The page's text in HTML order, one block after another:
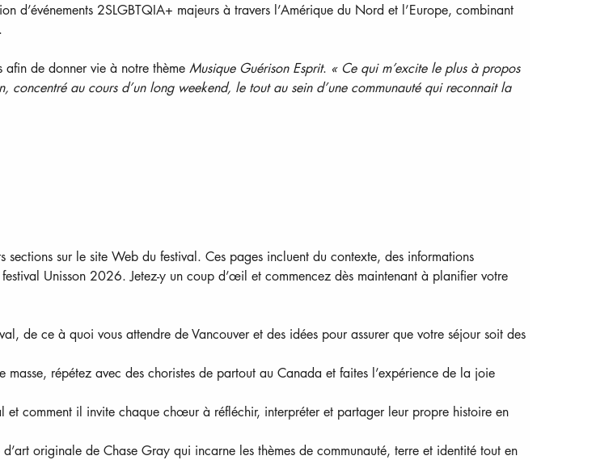
d’événements 2SLGBTQIA+ majeurs à travers l’Amérique du Nord et l’Europe, combinant
de donner vie à notre thème Musique Guérison Esprit. « Ce qui m’excite le plus à propos
concentré au cours d’un long weekend, le tout au sein d’une communauté qui reconnait la
sur le site Web du festival. Ces pages incluent du contexte, des informations
Unisson 2026. Jetez-y un coup d’œil et commencez dès maintenant à planifier votre
de ce à quoi vous attendre de Vancouver et des idées pour assurer que votre séjour soit des
masse, répétez avec des choristes de partout au Canada et faites l’expérience de la joie
comment il invite chaque chœur à réfléchir, interpréter et partager leur propre histoire en
originale de Chase Gray qui incarne les thèmes de communauté, terre et identité tout en